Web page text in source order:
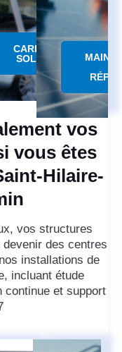
CARPORT
SOLAIRE
vos
vous êtes
Hilaire-
vos structures
des centres
installations de
incluant étude
continue et support